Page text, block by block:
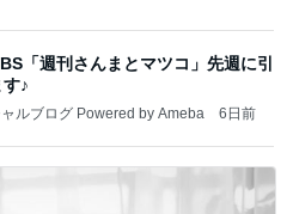
「週刊さんまとマツコ」先週に引
♪
ルブログ Powered by Ameba 6日前